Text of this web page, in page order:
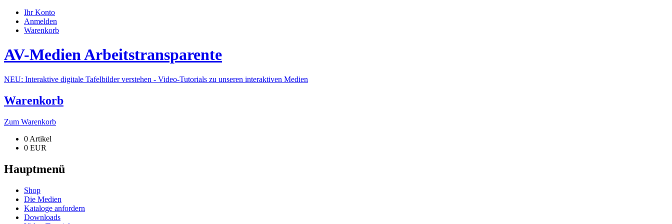
Ihr Konto
Anmelden
Warenkorb
AV-Medien Arbeitstransparente
NEU: Interaktive digitale Tafelbilder verstehen - Video-Tutorials zu unseren interaktiven Medien
Warenkorb
Zum Warenkorb
0 Artikel
0 EUR
Hauptmenü
Shop
Die Medien
Kataloge anfordern
Downloads